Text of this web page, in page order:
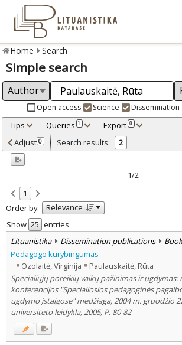
Home Search
Simple search
Open access Science Dissemination
Tips Queries 1 Export 0
Adjusted by criteria 0
Year
Refine
Open access
Scientific publications 1
Dissemination publications
Document Type:
Books & books parts 1
Journal articles 1
Subject area:
Education 2
Text language
Country of publication
Historical periods
Adjust 0 Search results: 2
1/2
1
Order by:
Relevance
Show
entries
Lituanistika
Dissemination publications
Pedagogo kūrybingumas
Ozolaitė, Virginija
Paulauskaitė, Rūta
Specialiųjų poreikių vaikų pažinimas ir ugdymas:
konferencijos "Specialiosios pedagoginės
ugdymo įstaigose" medžiaga, 2004 m. gruodžio
universiteto leidykla, 2005, P. 80-82